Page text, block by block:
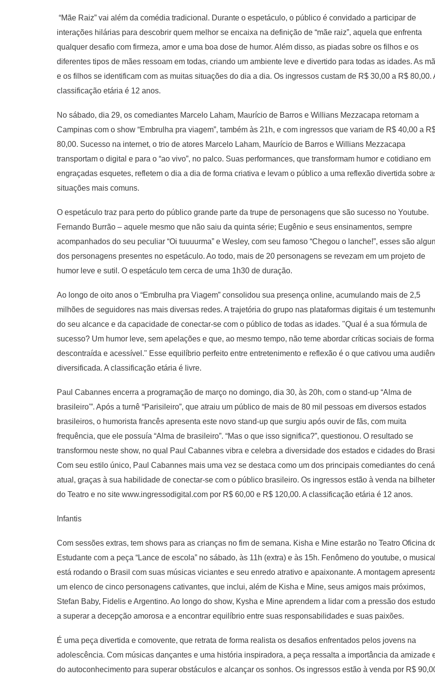
“Mãe Raiz” vai além da comédia tradicional. Durante o espetáculo, o público é convidado a participar de
interações hilárias para descobrir quem melhor se encaixa na definição de “mãe raiz”, aquela que enfrenta
qualquer desafio com firmeza, amor e uma boa dose de humor. Além disso, as piadas sobre os filhos e os
diferentes tipos de mães ressoam em todas, criando um ambiente leve e divertido para todas as idades. As
e os filhos se identificam com as muitas situações do dia a dia. Os ingressos custam de R$ 30,00 a R$ 80,00.
classificação etária é 12 anos.
No sábado, dia 29, os comediantes Marcelo Laham, Maurício de Barros e Willians Mezzacapa retornam a
Campinas com o show “Embrulha pra viagem”, também às 21h, e com ingressos que variam de R$ 40,00 a
80,00. Sucesso na internet, o trio de atores Marcelo Laham, Maurício de Barros e Willians Mezzacapa
transportam o digital e para o “ao vivo”, no palco. Suas performances, que transformam humor e cotidiano em
engraçadas esquetes, refletem o dia a dia de forma criativa e levam o público a uma reflexão divertida sobre
situações mais comuns.
O espetáculo traz para perto do público grande parte da trupe de personagens que são sucesso no Youtube.
Fernando Burrão – aquele mesmo que não saiu da quinta série; Eugênio e seus ensinamentos, sempre
acompanhados do seu peculiar “Oi tuuuurma” e Wesley, com seu famoso “Chegou o lanche!”, esses são
dos personagens presentes no espetáculo. Ao todo, mais de 20 personagens se revezam em um projeto de
humor leve e sutil. O espetáculo tem cerca de uma 1h30 de duração.
Ao longo de oito anos o “Embrulha pra Viagem” consolidou sua presença online, acumulando mais de 2,5
milhões de seguidores nas mais diversas redes. A trajetória do grupo nas plataformas digitais é um
do seu alcance e da capacidade de conectar-se com o público de todas as idades. "Qual é a sua fórmula de
sucesso? Um humor leve, sem apelações e que, ao mesmo tempo, não teme abordar críticas sociais de forma
descontraída e acessível." Esse equilíbrio perfeito entre entretenimento e reflexão é o que cativou uma
diversificada. A classificação etária é livre.
Paul Cabannes encerra a programação de março no domingo, dia 30, às 20h, com o stand-up “Alma de
brasileiro'”. Após a turnê “Parisileiro”, que atraiu um público de mais de 80 mil pessoas em diversos estados
brasileiros, o humorista francês apresenta este novo stand-up que surgiu após ouvir de fãs, com muita
frequência, que ele possuía “Alma de brasileiro”. “Mas o que isso significa?”, questionou. O resultado se
transformou neste show, no qual Paul Cabannes vibra e celebra a diversidade dos estados e cidades do
Com seu estilo único, Paul Cabannes mais uma vez se destaca como um dos principais comediantes do
atual, graças à sua habilidade de conectar-se com o público brasileiro. Os ingressos estão à venda na
do Teatro e no site www.ingressodigital.com por R$ 60,00 e R$ 120,00. A classificação etária é 12 anos.
Infantis
Com sessões extras, tem shows para as crianças no fim de semana. Kisha e Mine estarão no Teatro Oficina
Estudante com a peça “Lance de escola” no sábado, às 11h (extra) e às 15h. Fenômeno do youtube, o musical
está rodando o Brasil com suas músicas viciantes e seu enredo atrativo e apaixonante. A montagem
um elenco de cinco personagens cativantes, que inclui, além de Kisha e Mine, seus amigos mais próximos,
Stefan Baby, Fidelis e Argentino. Ao longo do show, Kysha e Mine aprendem a lidar com a pressão dos
a superar a decepção amorosa e a encontrar equilíbrio entre suas responsabilidades e suas paixões.
É uma peça divertida e comovente, que retrata de forma realista os desafios enfrentados pelos jovens na
adolescência. Com músicas dançantes e uma história inspiradora, a peça ressalta a importância da amizade
do autoconhecimento para superar obstáculos e alcançar os sonhos. Os ingressos estão à venda por R$